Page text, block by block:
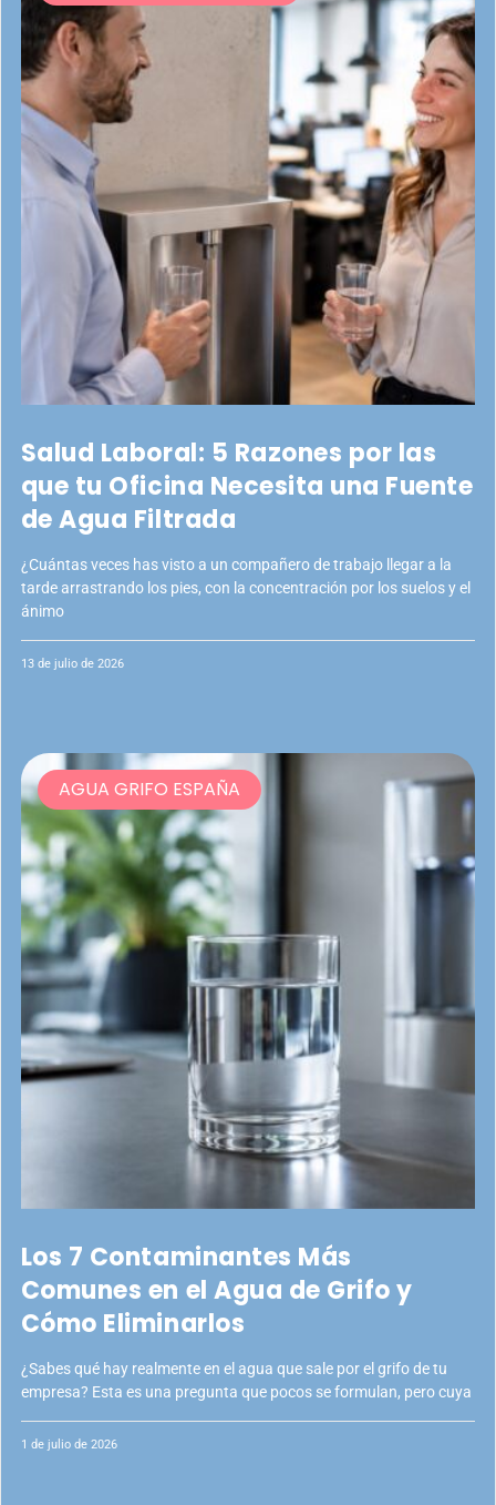
Salud Laboral: 5 Razones por las
que tu Oficina Necesita una Fuente
de Agua Filtrada
¿Cuántas veces has visto a un compañero de trabajo llegar a la
tarde arrastrando los pies, con la concentración por los suelos y el
ánimo
13 de julio de 2026
AGUA GRIFO ESPAÑA
Los 7 Contaminantes Más
Comunes en el Agua de Grifo y
Cómo Eliminarlos
¿Sabes qué hay realmente en el agua que sale por el grifo de tu
empresa? Esta es una pregunta que pocos se formulan, pero cuya
1 de julio de 2026